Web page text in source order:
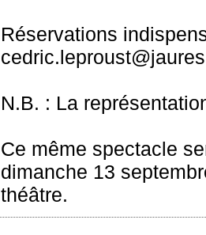
Réservations
N.B. : La
Ce même spectacle
dimanche 13
théâtre.